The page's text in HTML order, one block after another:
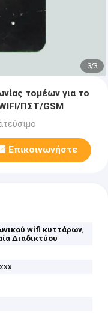
1/3
τομέων για το
ΠΣΤ/GSM
Επικοινωνήστε
wifi κυττάρων,
Διαδικτύου